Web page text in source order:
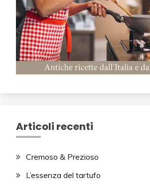
Articoli recenti
Cremoso & Prezioso
L’essenza del tartufo